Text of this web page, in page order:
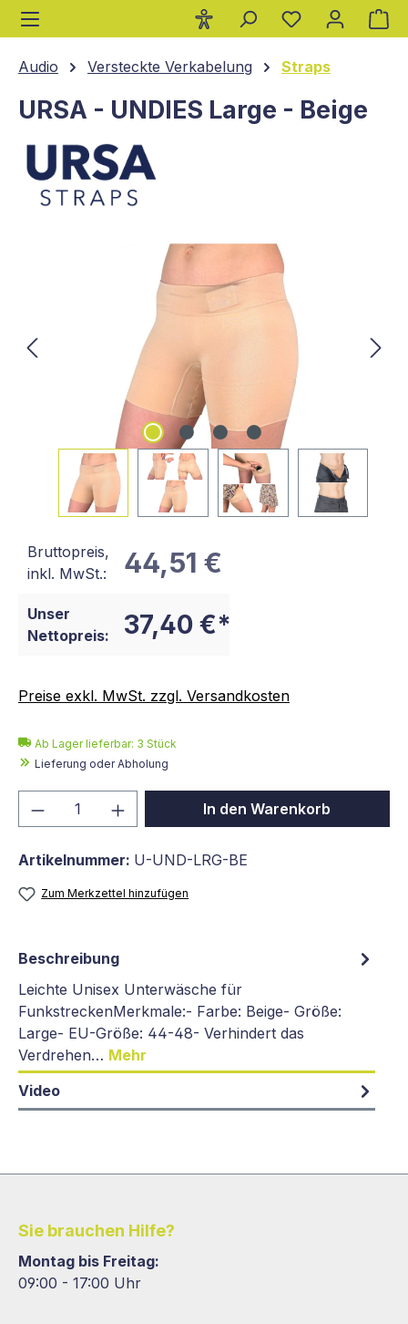
springen
Audio Versteckte Verkabelung Straps
URSA - UNDIES Large - Beige
Bildergalerie überspringen
Bruttopreis,
inkl. MwSt.:
44,51 €
Unser
Nettopreis:
37,40 €*
Preise exkl. MwSt. zzgl. Versandkosten
Ab Lager lieferbar: 3 Stück
Lieferung oder Abholung
Produkt Anzahl: Gib denIn den Warenkorb
Artikelnummer: U-UND-LRG-BE
Zum Merkzettel hinzufügen
Beschreibung
Leichte Unisex Unterwäsche für
FunkstreckenMerkmale:- Farbe: Beige- Größe:
Large- EU-Größe: 44-48- Verhindert das
Verdrehen… Mehr
Video
Sie brauchen Hilfe?
Montag bis Freitag:
09:00 - 17:00 Uhr